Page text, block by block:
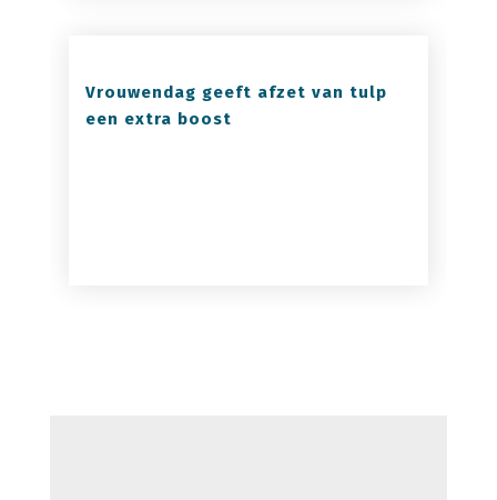
Vrouwendag geeft afzet van tulp
een extra boost